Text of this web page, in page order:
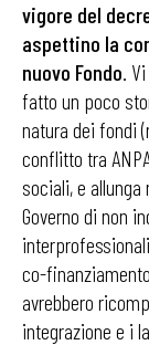
vigore del
aspettino la
nuovo Fondo.
fatto un poco
natura dei fondi
conflitto tra
sociali, e
Governo di non
co-
avrebbero
integrazione e i